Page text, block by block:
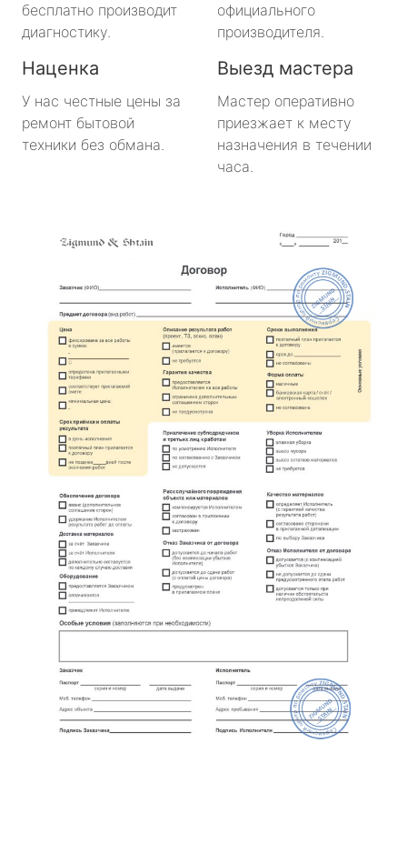
бесплатно производит
диагностику.
официального
производителя.
Наценка
У нас честные цены за
ремонт бытовой
техники без обмана.
Выезд мастера
Мастер оперативно
приезжает к месту
назначения в течении
часа.